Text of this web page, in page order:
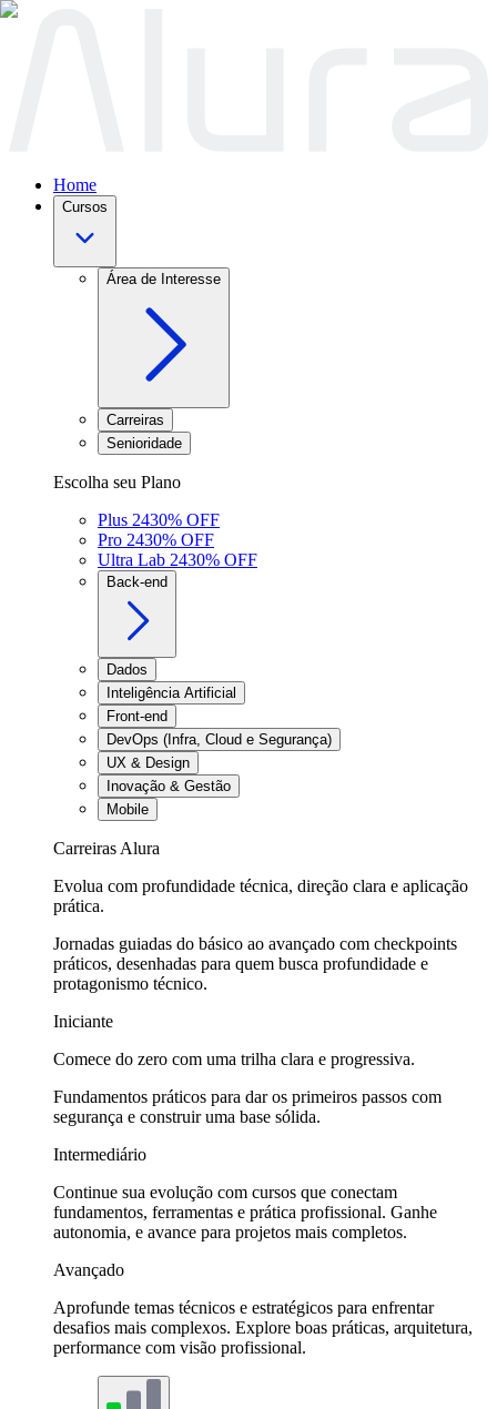
Home
Cursos
Área de Interesse
Carreiras
Senioridade
Escolha seu Plano
Plus 2430% OFF
Pro 2430% OFF
Ultra Lab 2430% OFF
Back-end
Dados
Inteligência Artificial
Front-end
DevOps (Infra, Cloud e Segurança)
UX & Design
Inovação & Gestão
Mobile
Carreiras Alura
Evolua com profundidade técnica, direção clara e aplicação
prática.
Jornadas guiadas do básico ao avançado com checkpoints
práticos, desenhadas para quem busca profundidade e
protagonismo técnico.
Iniciante
Comece do zero com uma trilha clara e progressiva.
Fundamentos práticos para dar os primeiros passos com
segurança e construir uma base sólida.
Intermediário
Continue sua evolução com cursos que conectam
fundamentos, ferramentas e prática profissional. Ganhe
autonomia, e avance para projetos mais completos.
Avançado
Aprofunde temas técnicos e estratégicos para enfrentar
desafios mais complexos. Explore boas práticas, arquitetura,
performance com visão profissional.